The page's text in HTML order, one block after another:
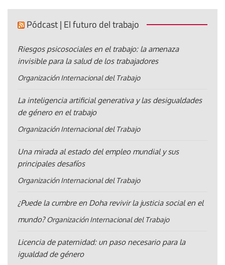
Pódcast | El futuro del trabajo
Riesgos psicosociales en el trabajo: la amenaza
invisible para la salud de los trabajadores
Organización Internacional del Trabajo
La inteligencia artificial generativa y las desigualdades
de género en el trabajo
Organización Internacional del Trabajo
Una mirada al estado del empleo mundial y sus
principales desafíos
Organización Internacional del Trabajo
¿Puede la cumbre en Doha revivir la justicia social en el
mundo? Organización Internacional del Trabajo
Licencia de paternidad: un paso necesario para la
igualdad de género